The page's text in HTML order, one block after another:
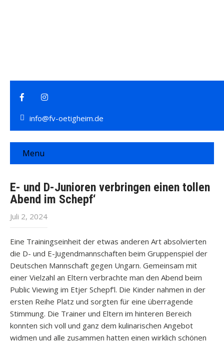
info@fv-oetigheim.de
Menu
E- und D-Junioren verbringen einen tollen
Abend im Schepf‘
Juli 2, 2024
Eine Trainingseinheit der etwas anderen Art absolvierten
die D- und E-Jugendmannschaften beim Gruppenspiel der
Deutschen Mannschaft gegen Ungarn. Gemeinsam mit
einer Vielzahl an Eltern verbrachte man den Abend beim
Public Viewing im Etjer Schepf’l. Die Kinder nahmen in der
ersten Reihe Platz und sorgten für eine überragende
Stimmung. Die Trainer und Eltern im hinteren Bereich
konnten sich voll und ganz dem kulinarischen Angebot
widmen und alle zusammen hatten einen wirklich schönen